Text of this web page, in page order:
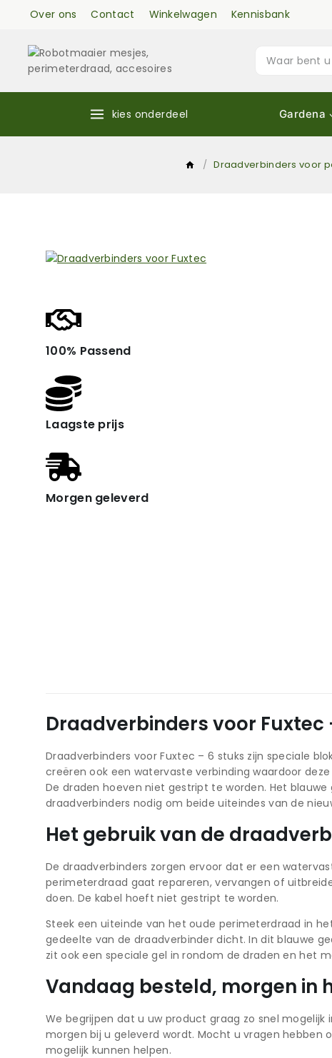
Over ons Contact Winkelwagen Kennisbank
kies onderdeel Gardena
/ Draadverbinders voor
100% Passend
Laagste prijs
Morgen geleverd
Draadverbinders voor Fuxtec
Draadverbinders voor Fuxtec – 6 stuks zijn speciale
creëren ook een watervaste verbinding waardoor
De draden hoeven niet gestript te worden. Het
draadverbinders nodig om beide uiteindes van de
Het gebruik van de
De draadverbinders zorgen ervoor dat er een
perimeterdraad gaat repareren, vervangen of
doen. De kabel hoeft niet gestript te worden.
Steek een uiteinde van het oude perimeterdraad in
gedeelte van de draadverbinder dicht. In dit blauwe
zit ook een speciale gel in rondom de draden en het
Vandaag besteld, morgen in
We begrijpen dat u uw product graag zo snel
morgen bij u geleverd wordt. Mocht u vragen hebben
mogelijk kunnen helpen.